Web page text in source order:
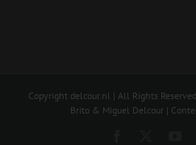
Copyright delcour.nl | All Rights
Brito & Miguel Delcour |